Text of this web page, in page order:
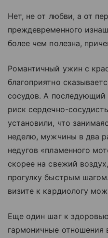
Нет, не от любви, а от
преждевременного
более чем полезна,
Романтичный ужин с
благоприятно
сосудов. А
риск сердечно-
установили, что
неделю, мужчины в два
недугов «пламенного
скорее на свежий
прогулку быстрым
визите к кардиологу
Еще один шаг к
гармоничные отношения